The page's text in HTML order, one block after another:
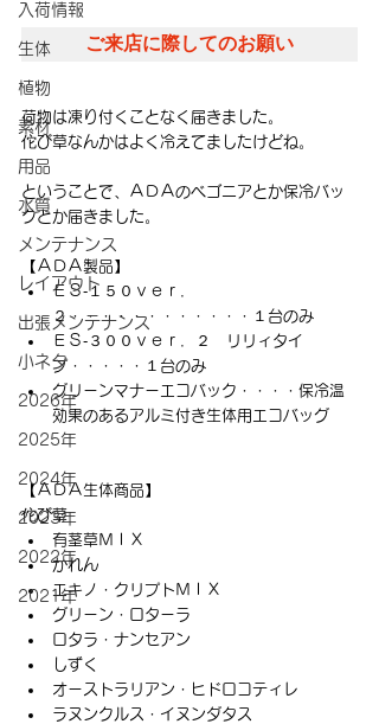
入荷情報
生体
植物
素材
用品
水質
メンテナンス
レイアウト
出張メンテナンス
小ネタ
2026年
2025年
2024年
2023年
2022年
2021年
ご来店に際してのお願い
荷物は凍り付くことなく届きました。
佗び草なんかはよく冷えてましたけどね。
ということで、ＡＤＡのベゴニアとか保冷バッ
クとか届きました。
【ＡＤＡ製品】
ＥＳ‐１５０ｖｅｒ．
２・・・・・・・・・・・・１台のみ
ＥＳ‐３００ｖｅｒ．２　リリィタイ
プ・・・・・１台のみ
グリーンマナーエコバック・・・・保冷温
効果のあるアルミ付き生体用エコバッグ
【ＡＤＡ生体商品】
佗び草
有茎草ＭＩＸ
かれん
エキノ・クリプトＭＩＸ
グリーン・ロターラ
ロタラ・ナンセアン
しずく
オーストラリアン・ヒドロコティレ
ラヌンクルス・イヌンダタス